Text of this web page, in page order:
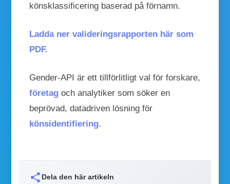
könsklassificering baserad på förnamn.
Ladda ner valideringsrapporten här som
PDF.
Gender-API är ett tillförlitligt val för forskare,
företag och analytiker som söker en
beprövad, datadriven lösning för
könsidentifiering.
share Dela den här artikeln